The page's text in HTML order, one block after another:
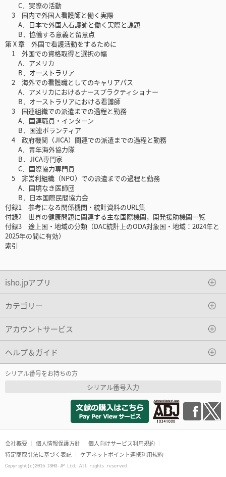
C．実際の活動
3 国内で外国人看護師と働く実際
A．日本で外国人看護師と働く実際と課題
B．協働する意義と留意点
第Ⅹ章 外国で看護活動をするために
1 外国での資格取得と選択の幅
A．アメリカ
B．オーストラリア
2 海外での看護職としてのキャリアパス
A．アメリカにおけるナースプラクティショナー
B．オーストラリアにおける看護師
3 国連組織での派遣までの過程と勤務
A．国連職員・インターン
B．国連ボランティア
4 政府機関（JICA）関連での派遣までの過程と勤務
A．青年海外協力隊
B．JICA専門家
C．国際協力専門員
5 非営利組織（NPO）での派遣までの過程と勤務
A．国境なき医師団
B．日本国際民間協力会
付録1 参考になる関係機関・統計資料のURL集
付録2 世界の健康問題に関連する主な国際機関，開発援助機関一覧
付録3 途上国・地域の分類（DAC統計上のODA対象国・地域：2024年と
2025年の間に有効）
索引
isho.jpアプリ
カテゴリー
アカウントサービス
ヘルプ＆ガイド
シリアル番号をお持ちの方
シリアル番号入力
会社概要 個人情報保護方針
個人向けサービス利用規約
特定商取引法に基づく表記
ケアネットポイント連携利用規約
Copyright(c)2016 ISHO-JP Ltd. All rights reserved.